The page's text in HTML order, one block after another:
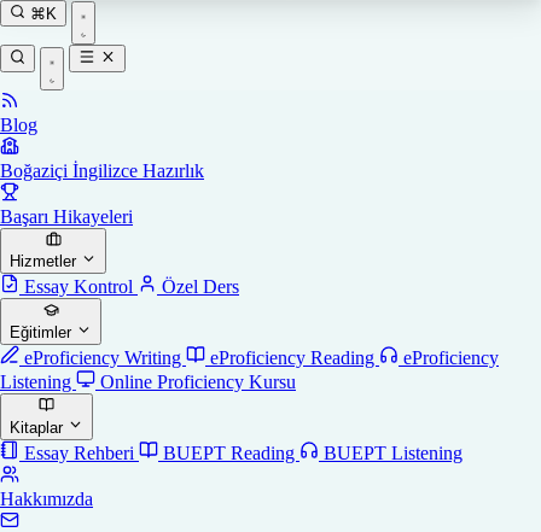
⌘K
Blog
Boğaziçi İngilizce Hazırlık
Başarı Hikayeleri
Hizmetler
Essay Kontrol Özel Ders
Eğitimler
eProficiency Writing eProficiency Reading
eProficiency
Listening
Online Proficiency Kursu
Kitaplar
Essay Rehberi BUEPT Reading BUEPT Listening
Hakkımızda